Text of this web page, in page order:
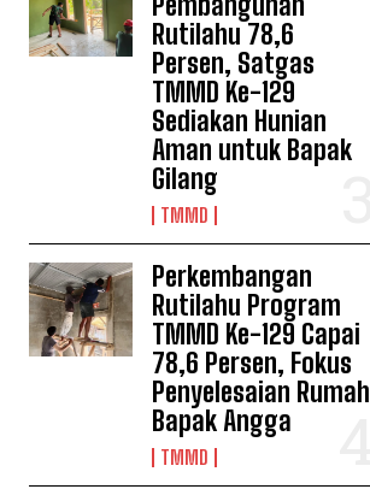
Rutilahu 78,6
Persen, Satgas
TMMD Ke-129
Sediakan Hunian
Aman untuk Bapak
Gilang
TMMD
Perkembangan
Rutilahu Program
TMMD Ke-129 Capai
78,6 Persen, Fokus
Penyelesaian Rumah
Bapak Angga
TMMD